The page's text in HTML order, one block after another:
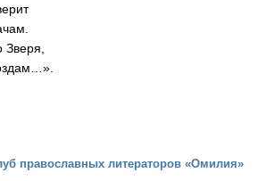
Зверя,
православных литераторов «Омилия»